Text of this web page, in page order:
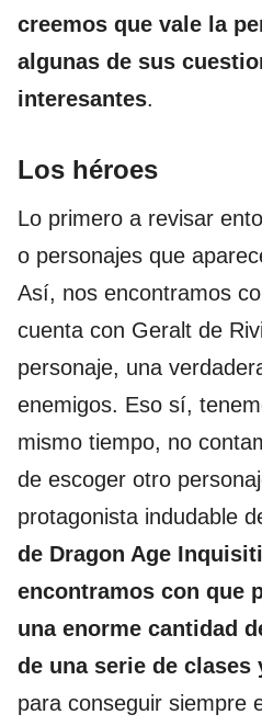
creemos que vale la
algunas de sus
interesantes.
Los héroes
Lo primero a revisar
o personajes que
Así, nos encontramos
cuenta con Geralt de
personaje, una
enemigos. Eso sí,
mismo tiempo, no
de escoger otro
protagonista indudable
de Dragon Age
encontramos con que
una enorme cantidad
de una serie de clases
para conseguir siempre